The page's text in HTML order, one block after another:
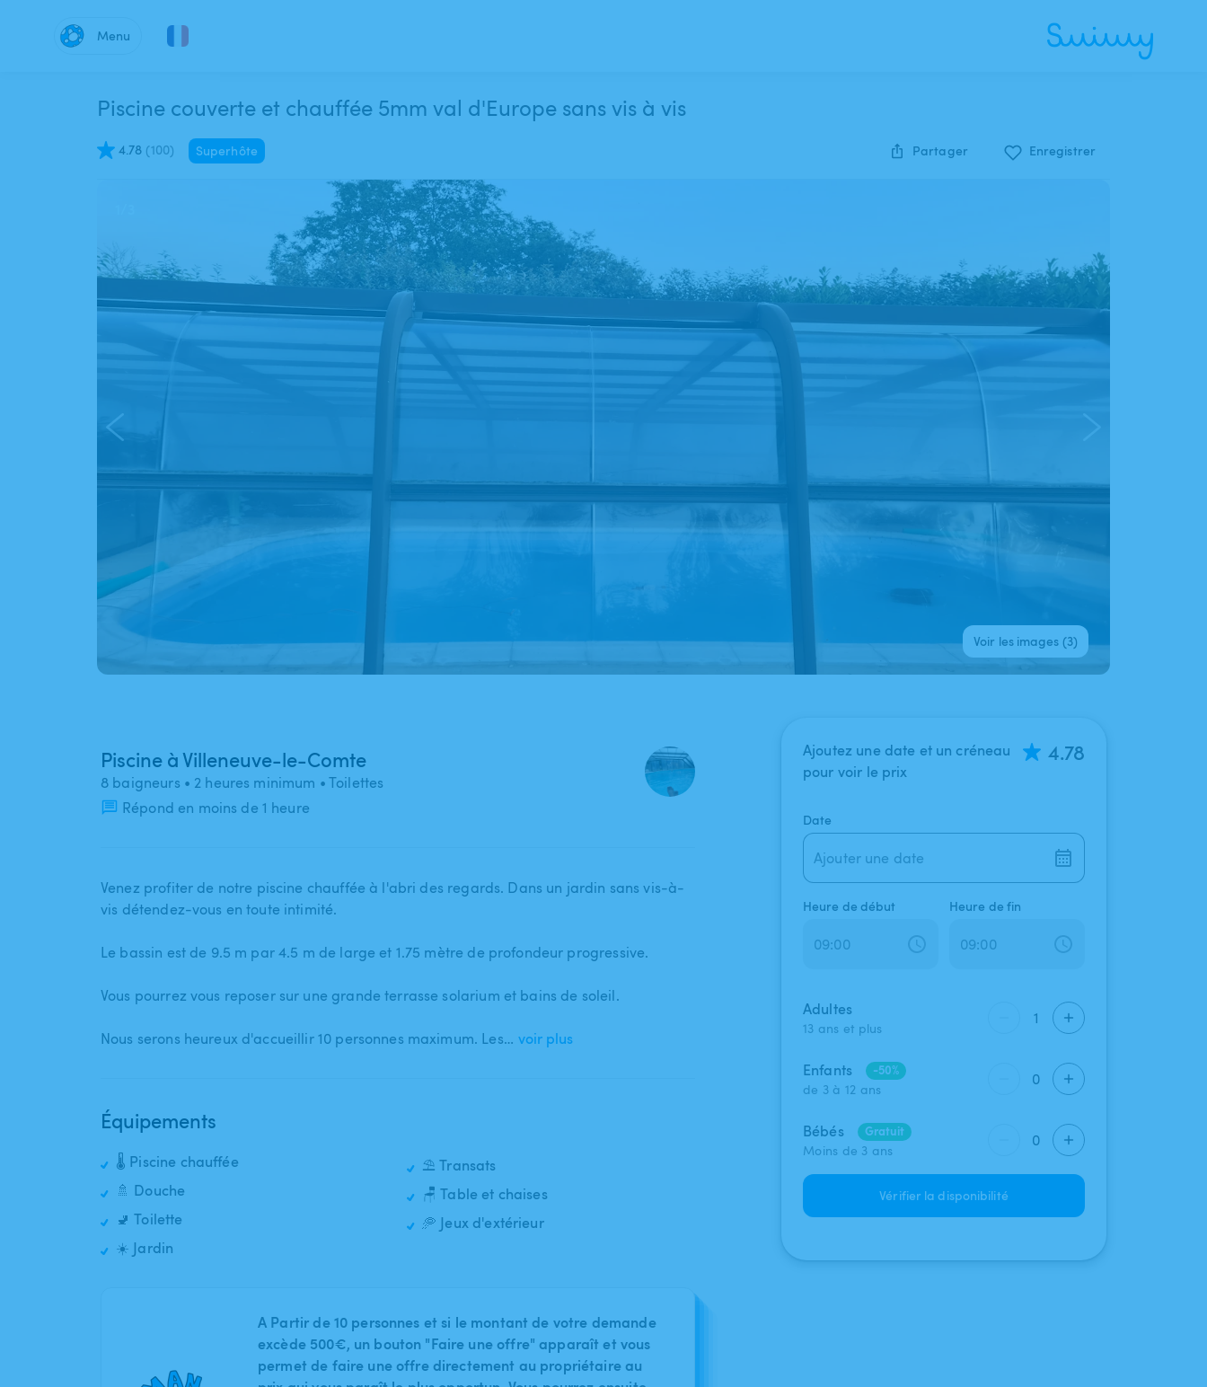
Menu
Piscine couverte et chauffée 5mm val d'Europe sans vis à vis
4.78 (100) Superhôte Partager Enregistrer
Voir les images (3)
Piscine à Villeneuve-le-Comte
8 baigneurs • 2 heures minimum • Toilettes
Répond en moins de 1 heure
Venez profiter de notre piscine chauffée à l'abri des regards. Dans un jardin sans vis-à-
vis détendez-vous en toute intimité.
Le bassin est de 9.5 m par 4.5 m de large et 1.75 mètre de profondeur progressive.
Vous pourrez vous reposer sur une grande terrasse solarium et bains de soleil.
Nous serons heureux d'accueillir 10 personnes maximum. Les… voir plus
Équipements
🌡️ Piscine chauffée
🚿 Douche
🚽 Toilette
☀️ Jardin
⛱️ Transats
🪑 Table et chaises
🥏 Jeux d'extérieur
A Partir de 10 personnes et si le montant de votre demande
excède 500€, un bouton "Faire une offre" apparaît et vous
permet de faire une offre directement au propriétaire au
Ajoutez une date et un créneau
pour voir le prix
4.78
Date
Ajouter une date
Heure de début Heure de fin
Adultes
13 ans et plus
1
Enfants
-50%
de 3 à 12 ans
0
Bébés
Gratuit
Moins de 3 ans
0
Vérifier la disponibilité